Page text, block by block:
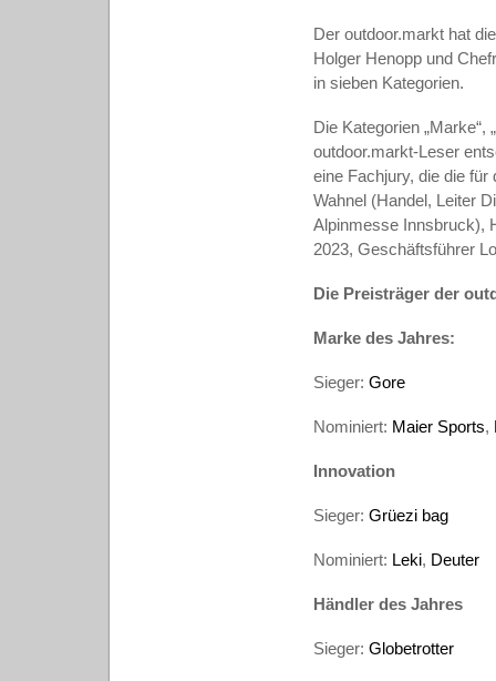
Der outdoor.markt hat
Holger Henopp und
in sieben Kategorien.
Die Kategorien „Marke“,
outdoor.markt-Leser
eine Fachjury, die die
Wahnel (Handel, Leiter
Alpinmesse Innsbruck),
2023, Geschäftsführer
Die Preisträger der
Marke des Jahres:
Sieger: Gore
Nominiert: Maier Sports,
Innovation
Sieger: Grüezi bag
Nominiert: Leki, Deuter
Händler des Jahres
Sieger: Globetrotter